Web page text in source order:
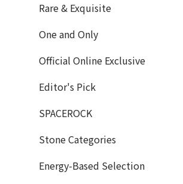
Rare & Exquisite
One and Only
Official Online Exclusive
Editor's Pick
SPACEROCK
Stone Categories
Energy-Based Selection